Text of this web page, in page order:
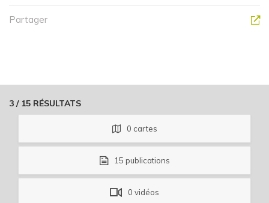
Partager
3 / 15 RÉSULTATS
0 cartes
15 publications
0 vidéos